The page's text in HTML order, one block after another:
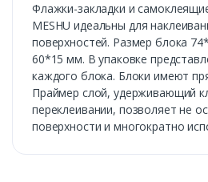
Флажки-закладки и
MESHU идеальны для
поверхностей. Размер блока
60*15 мм. В упаковке
каждого блока. Блоки имеют
Праймер слой, удерживающий
переклеивании, позволяет не
поверхности и многократно